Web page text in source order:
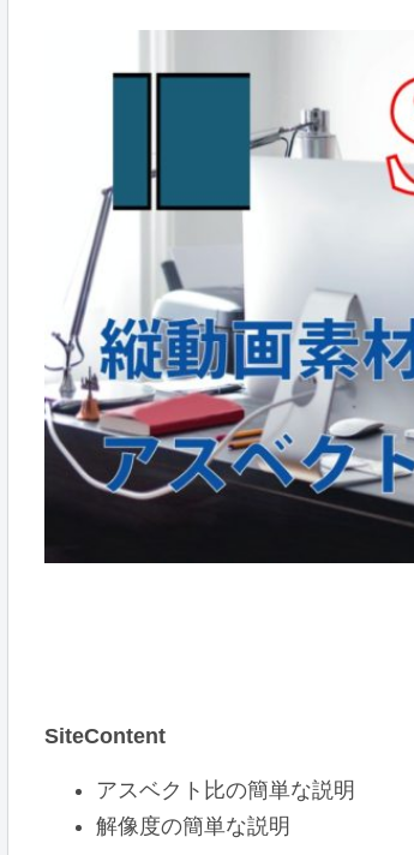
SiteContent
アスベクト比の簡単な説明
解像度の簡単な説明